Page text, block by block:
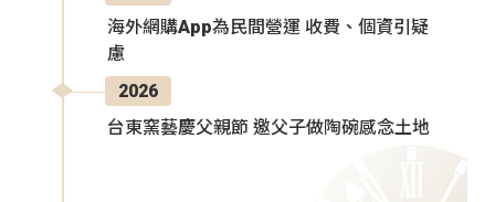
海外網購App為民間營運 收費、個資引疑
慮
2026
台東窯藝慶父親節 邀父子做陶碗感念土地